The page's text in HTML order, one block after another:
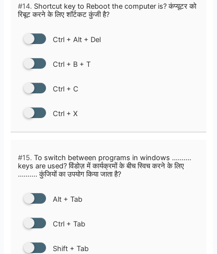
#14. Shortcut key to Reboot the computer is? कंप्यूटर को
रिबूट करने के लिए शॉर्टकट कुंजी है?
Ctrl + Alt + Del
Ctrl + B + T
Ctrl + C
Ctrl + X
#15. To switch between programs in windows ……….
keys are used? विंडोज़ में कार्यक्रमों के बीच स्विच करने के लिए
………. कुंजियों का उपयोग किया जाता है?
Alt + Tab
Ctrl + Tab
Shift + Tab